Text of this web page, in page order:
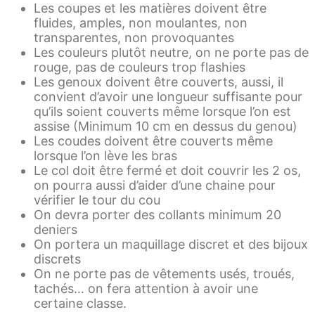
Les coupes et les matières doivent être
fluides, amples, non moulantes, non
transparentes, non provoquantes
Les couleurs plutôt neutre, on ne porte pas de
rouge, pas de couleurs trop flashies
Les genoux doivent être couverts, aussi, il
convient d’avoir une longueur suffisante pour
qu’ils soient couverts même lorsque l’on est
assise (Minimum 10 cm en dessus du genou)
Les coudes doivent être couverts même
lorsque l’on lève les bras
Le col doit être fermé et doit couvrir les 2 os,
on pourra aussi d’aider d’une chaine pour
vérifier le tour du cou
On devra porter des collants minimum 20
deniers
On portera un maquillage discret et des bijoux
discrets
On ne porte pas de vêtements usés, troués,
tachés… on fera attention à avoir une
certaine classe.